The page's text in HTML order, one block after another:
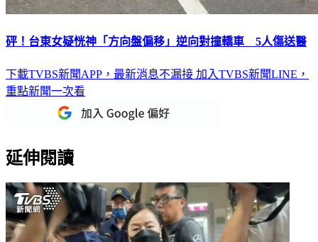
砰！台東女疑恍神「方向盤偏移」逆向對撞轎車 5人傷送醫
下載TVBS新聞APP，最新消息不漏接 加入TVBS新聞LINE，
重點新聞一次看
延伸閱讀